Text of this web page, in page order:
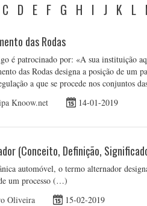
C D E F G H I J K L
das Rodas
é patrocinado por: «A sua instituição
das Rodas designa a posição de um
a que se procede nos conjuntos
Knoow.net
14-01-2019
(Conceito, Definição,
automóvel, o termo alternador
um processo (…)
Oliveira
15-02-2019